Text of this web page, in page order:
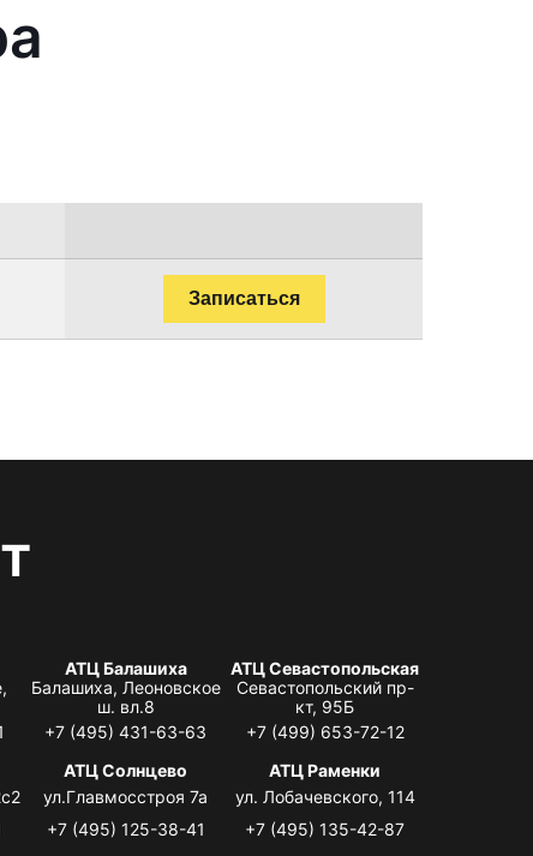
Записаться
АТЦ Балашиха
Балашиха, Леоновское
ш. вл.8
+7 (495) 431-63-63
АТЦ Севастопольская
Севастопольский пр-
кт, 95Б
+7 (499) 653-72-12
АТЦ Солнцево
ул.Главмосстроя 7а
+7 (495) 125-38-41
АТЦ Раменки
ул. Лобачевского, 114
+7 (495) 135-42-87